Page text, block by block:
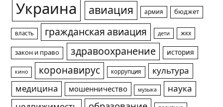
Украина авиация армия бюджет
власть гражданская авиация дети жкх
закон и право здравоохранение история
кино коронавирус коррупция
культура
медицина
мошенничество музыка
наука